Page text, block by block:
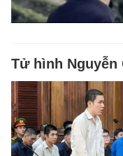
Tử hình Nguyễn